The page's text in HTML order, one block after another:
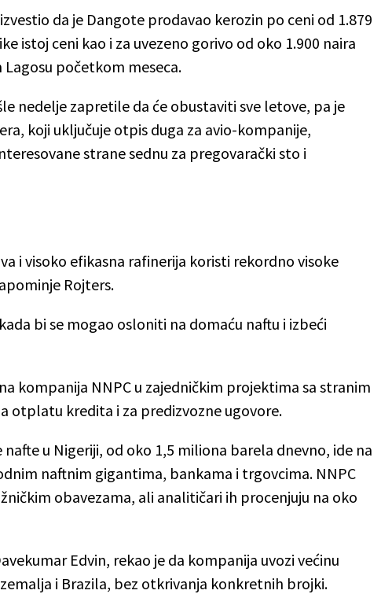
da je Dangote prodavao kerozin po ceni od 1.879
istoj ceni kao i za uvezeno gorivo od oko 1.900 naira
početkom meseca.
nedelje zapretile da će obustaviti sve letove, pa je
koji uključuje otpis duga za avio-kompanije,
strane sednu za pregovarački sto i
i visoko efikasna rafinerija koristi rekordno visoke
Rojters.
bi se mogao osloniti na domaću naftu i izbeći
kompanija NNPC u zajedničkim projektima sa stranim
otplatu kredita i za predizvozne ugovore.
u Nigeriji, od oko 1,5 miliona barela dnevno, ide na
naftnim gigantima, bankama i trgovcima. NNPC
obavezama, ali analitičari ih procenjuju na oko
Edvin, rekao je da kompanija uvozi većinu
i Brazila, bez otkrivanja konkretnih brojki.